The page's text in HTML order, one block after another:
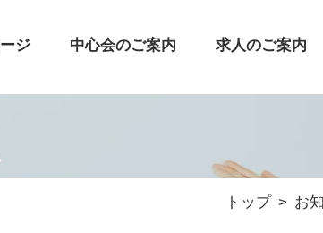
ジ 中心会のご案内 求人のご案内
トップ お